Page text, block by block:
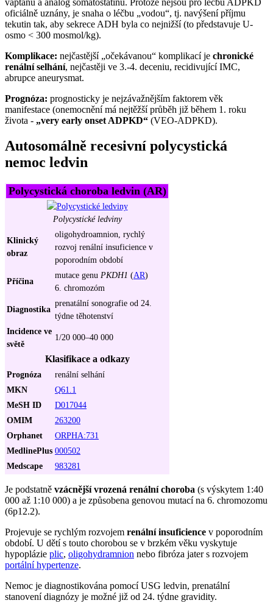
oficiálně uznány, je snaha o léčbu „vodou“, tj. navýšení příjmu
tekutin tak, aby sekrece ADH byla co nejnižší (to představuje U-
osmo < 300 mosmol/kg).
Komplikace: nejčastější „očekávanou“ komplikací je chronické
renální selhání, nejčastěji ve 3.-4. deceniu, recidivující IMC,
abrupce aneurysmat.
Prognóza: prognosticky je nejzávažnějším faktorem věk
manifestace (onemocnění má nejtěžší průběh již během 1. roku
života - „very early onset ADPKD“ (VEO-ADPKD).
Autosomálně recesivní polycystická
nemoc ledvin
Polycystická choroba ledvin (AR)
Polycystické ledviny
Klinický
obraz
oligohydroamnion, rychlý
rozvoj renální insuficience v
poporodním období
Příčina
mutace genu PKDH1 (AR)
6. chromozóm
Diagnostika
prenatální sonografie od 24.
týdne těhotenství
Incidence ve
světě
1/20 000–40 000
Klasifikace a odkazy
Prognóza
renální selhání
MKN
Q61.1
MeSH ID
D017044
OMIM
263200
Orphanet
ORPHA:731
MedlinePlus 000502
Medscape
983281
Je podstatně vzácnější vrozená renální choroba (s výskytem 1:40
000 až 1:10 000) a je způsobena genovou mutací na 6. chromozomu
(6p12.2).
Projevuje se rychlým rozvojem renální insuficience v poporodním
období. U dětí s touto chorobou se v brzkém věku vyskytuje
hypoplázie plic, oligohydramnion nebo fibróza jater s rozvojem
portální hypertenze.
Nemoc je diagnostikována pomocí USG ledvin, prenatální
stanovení diagnózy je možné již od 24. týdne gravidity.